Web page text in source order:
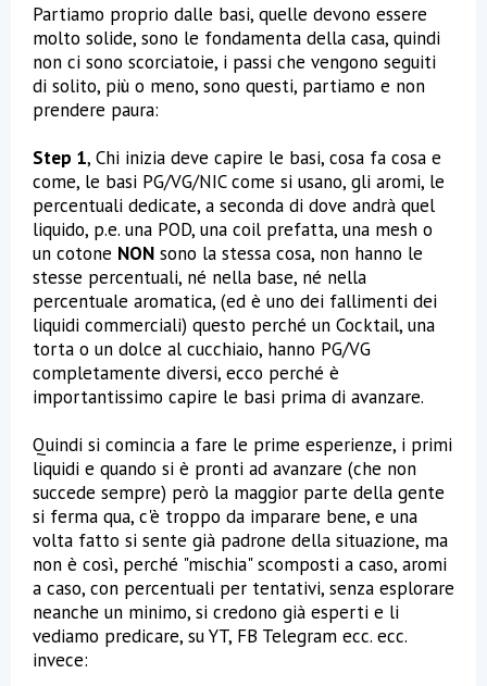
Partiamo proprio dalle basi, quelle devono essere
molto solide, sono le fondamenta della casa, quindi
non ci sono scorciatoie, i passi che vengono seguiti
di solito, più o meno, sono questi, partiamo e non
prendere paura:
Step 1, Chi inizia deve capire le basi, cosa fa cosa e
come, le basi PG/VG/NIC come si usano, gli aromi, le
percentuali dedicate, a seconda di dove andrà quel
liquido, p.e. una POD, una coil prefatta, una mesh o
un cotone NON sono la stessa cosa, non hanno le
stesse percentuali, né nella base, né nella
percentuale aromatica, (ed è uno dei fallimenti dei
liquidi commerciali) questo perché un Cocktail, una
torta o un dolce al cucchiaio, hanno PG/VG
completamente diversi, ecco perché è
importantissimo capire le basi prima di avanzare.
Quindi si comincia a fare le prime esperienze, i primi
liquidi e quando si è pronti ad avanzare (che non
succede sempre) però la maggior parte della gente
si ferma qua, c'è troppo da imparare bene, e una
volta fatto si sente già padrone della situazione, ma
non è così, perché "mischia" scomposti a caso, aromi
a caso, con percentuali per tentativi, senza esplorare
neanche un minimo, si credono già esperti e li
vediamo predicare, su YT, FB Telegram ecc. ecc.
invece: